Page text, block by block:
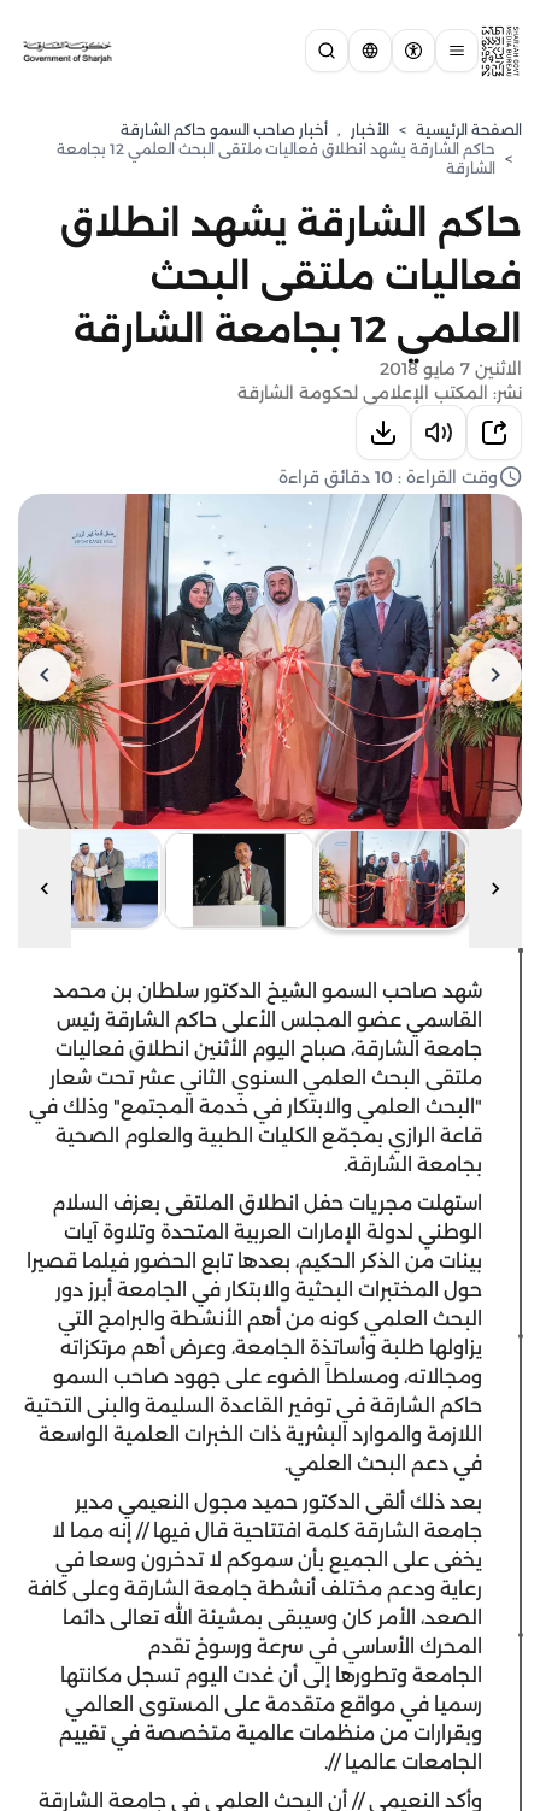
الصفحة الرئيسية > الأخبار , أخبار صاحب السمو حاكم الشارقة
>
حاكم الشارقة يشهد انطلاق فعاليات ملتقى البحث العلمي 12 بجامعة
الشارقة
حاكم الشارقة يشهد انطلاق
فعاليات ملتقى البحث
العلمي 12 بجامعة الشارقة
الاثنين 7 مايو 2018
نشر: المكتب الإعلامي لحكومة الشارقة
وقت القراءة : 10 دقائق قراءة
شهد صاحب السمو الشيخ الدكتور سلطان بن محمد
القاسمي عضو المجلس الأعلى حاكم الشارقة رئيس
جامعة الشارقة، صباح اليوم الأثنين انطلاق فعاليات
ملتقى البحث العلمي السنوي الثاني عشر تحت شعار
"البحث العلمي والابتكار في خدمة المجتمع" وذلك في
قاعة الرازي بمجمّع الكليات الطبية والعلوم الصحية
بجامعة الشارقة.
استهلت مجريات حفل انطلاق الملتقى بعزف السلام
الوطني لدولة الإمارات العربية المتحدة وتلاوة آيات
بينات من الذكر الحكيم، بعدها تابع الحضور فيلما قصيرا
حول المختبرات البحثية والابتكار في الجامعة أبرز دور
البحث العلمي كونه من أهم الأنشطة والبرامج التي
يزاولها طلبة وأساتذة الجامعة، وعرض أهم مرتكزاته
ومجالاته، ومسلطاً الضوء على جهود صاحب السمو
حاكم الشارقة في توفير القاعدة السليمة والبنى التحتية
اللازمة والموارد البشرية ذات الخبرات العلمية الواسعة
في دعم البحث العلمي.
بعد ذلك ألقى الدكتور حميد مجول النعيمي مدير
جامعة الشارقة كلمة افتتاحية قال فيها // إنه مما لا
يخفى على الجميع بأن سموكم لا تدخرون وسعا في
رعاية ودعم مختلف أنشطة جامعة الشارقة وعلى كافة
الصعد، الأمر كان وسيبقى بمشيئة الله تعالى دائما
المحرك الأساسي في سرعة ورسوخ تقدم
الجامعة وتطورها إلى أن غدت اليوم تسجل مكانتها
رسميا في مواقع متقدمة على المستوى العالمي
وبقرارات من منظمات عالمية متخصصة في تقييم
الجامعات عالميا //.
وأكد النعيمي // أن البحث العلمي في جامعة الشارقة